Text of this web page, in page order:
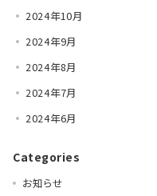
2024年10月
2024年9月
2024年8月
2024年7月
2024年6月
Categories
お知らせ